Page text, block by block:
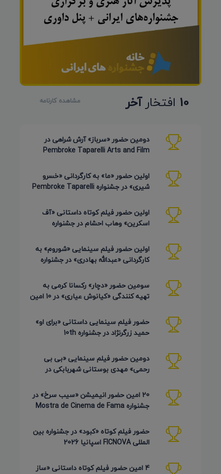
10 افتخارآخر مشاهده کارنامه
دومین حضور «سرباز» آرش شراهی در
Pembroke Taparelli Arts and Film
اولین حضور «ما» به کارگردانی «خسرو
شیری» در جشنواره Pembroke Taparelli
اولین حضور فیلم کوتاه داستانی «آف
اسکرین» وهاب احشام در جشنواره
اولین حضور فیلم سینمایی «شوروم» به
کارگردانی «عبدالله بهادری» در جشنواره
سومین حضور «دچار» رکسانا کرمی به
تهیه کنندگی «کیانوش عیاری» در 10 امین
حضور فیلم سینمایی داستانی «برای او»
حمید زرگرنژاد در جشنواره 10th
دومین حضور فیلم سینمایی «بی بی
رحمی» مهدی بوستانی شهربابکی در
20 امین حضور انیمیشن «سیب سرخ» در
جشنواره Mostra de Cinema de Fama
حضور فیلم کوتاه «کبود» در جشنواره بین
المللی FICNOVA اسپانیا 2026
4 امین حضور فیلم کوتاه داستانی «ساز